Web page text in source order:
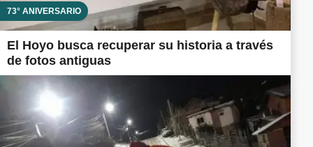
73° ANIVERSARIO
El Hoyo busca recuperar su historia a través
de fotos antiguas